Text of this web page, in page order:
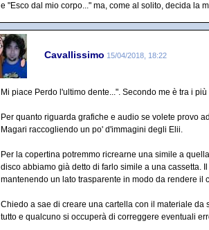
e "Esco dal mio corpo..." ma, come al solito, decida la
Cavallissimo 15/04/2018, 18:22
Mi piace Perdo l'ultimo dente...". Secondo me è tra i
Per quanto riguarda grafiche e audio se volete provo
Magari raccogliendo un po' d'immagini degli Elii.
Per la copertina potremmo ricrearne una simile a
disco abbiamo già detto di farlo simile a una cassetta.
mantenendo un lato trasparente in modo da rendere il
Chiedo a sae di creare una cartella con il materiale
tutto e qualcuno si occuperà di correggere eventuali